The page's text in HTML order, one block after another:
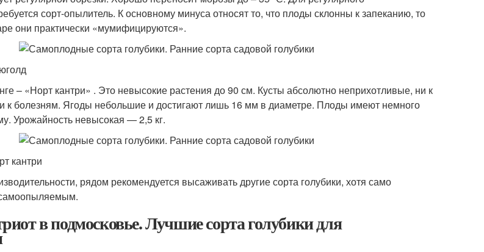
сорт-опылитель. К основному минуса относят то, что плоды склонны к запеканию, то
они практически «мумифицируются».
– «Норт кантри» . Это невысокие растения до 90 см. Кусты абсолютно неприхотливые, ни к
к болезням. Ягоды небольшие и достигают лишь 16 мм в диаметре. Плоды имеют немного
Урожайность невысокая — 2,5 кг.
кантри
рядом рекомендуется высаживать другие сорта голубики, хотя само
в подмосковье. Лучшие сорта голубики для